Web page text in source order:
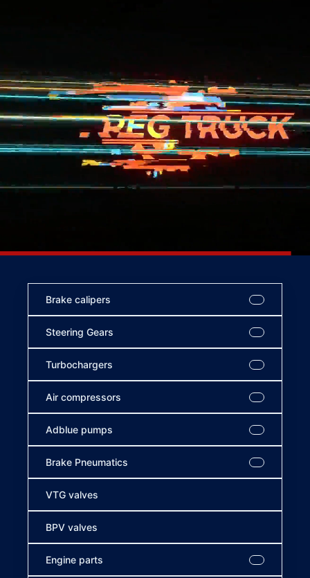
Brake calipers
Steering Gears
Turbochargers
Air compressors
Adblue pumps
Brake Pneumatics
VTG valves
BPV valves
Engine parts